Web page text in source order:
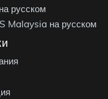
русском
Malaysia на русском